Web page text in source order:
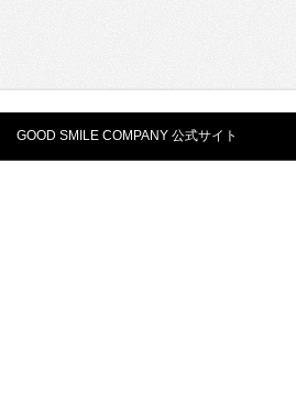
GOOD SMILE COMPANY 公式サイト